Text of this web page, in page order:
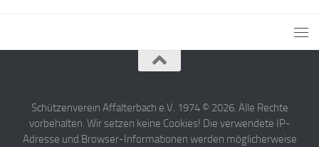
Schützenverein Affalterbach e.V. 1974 © 2026. Alle Rechte
vorbehalten. Wir setzen keine Cookies! Die verwendete IP-
Adresse und Browser-Informationen werden möglicherweise